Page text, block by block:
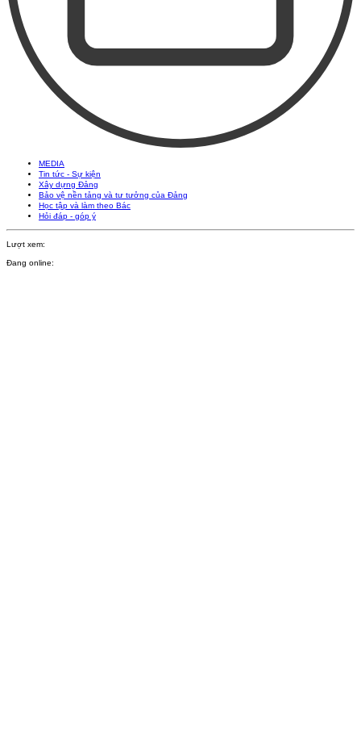
MEDIA
Tin tức - Sự kiện
Xây dựng Đảng
Bảo vệ nền tảng và tư tưởng của Đảng
Học tập và làm theo Bác
Hỏi đáp - góp ý
Lượt xem:
Đang online: